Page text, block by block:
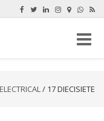
Toggle
ELECTRICAL/ 17 DIECISIETE